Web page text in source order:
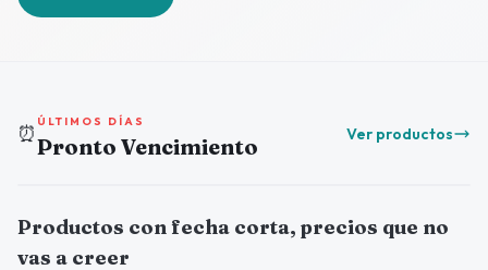
⏰ ÚLTIMOS DÍAS
Pronto Vencimiento Ver productos
Productos con fecha corta, precios que no
vas a creer